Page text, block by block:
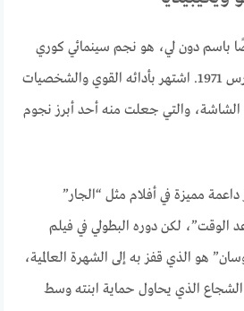
باسم دون لي، هو نجم سينمائي كوري
جنوبي أمريكي ولد في 1 مارس 1971. اشتهر بأدائه القوي والشخصيات
الشاشة، والتي جعلت منه أحد أبرز نجوم
داعمة مميزة في أفلام مثل “الجار”
لكن دوره البطولي في فيلم
هو الذي قفز به إلى الشهرة العالمية،
الذي يحاول حماية ابنته وسط